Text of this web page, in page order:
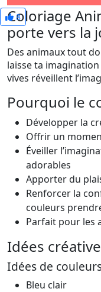
8
Coloriage
porte vers la
Des animaux tout
laisse ta
vives réveillent
Pourquoi le
Développer la
Offrir un
Éveiller
adorables
Apporter du
Renforcer la
couleurs
Parfait pour les
Idées
Idées de
Bleu clair